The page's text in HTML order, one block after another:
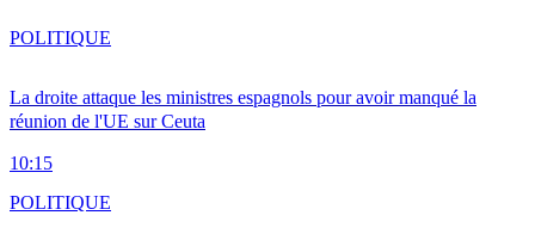
La droite attaque les ministres espagnols pour avoir manqué la
réunion de l'UE sur Ceuta
10:15
POLITIQUE
POLITIQUE